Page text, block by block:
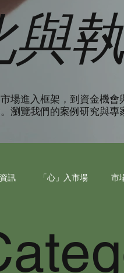
與
場進入框架，到資金機
瀏覽我們的案例研究與專
訊 「心」入市場 市